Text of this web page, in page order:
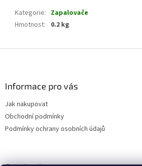
Kategorie: Zapalovače
Hmotnost: 0.2 kg
Informace pro vás
Jak nakupovat
Obchodní podmínky
Podmínky ochrany osobních údajů